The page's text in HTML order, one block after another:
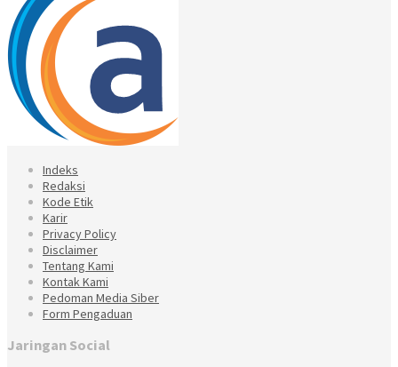
Indeks
Redaksi
Kode Etik
Karir
Privacy Policy
Disclaimer
Tentang Kami
Kontak Kami
Pedoman Media Siber
Form Pengaduan
Jaringan Social